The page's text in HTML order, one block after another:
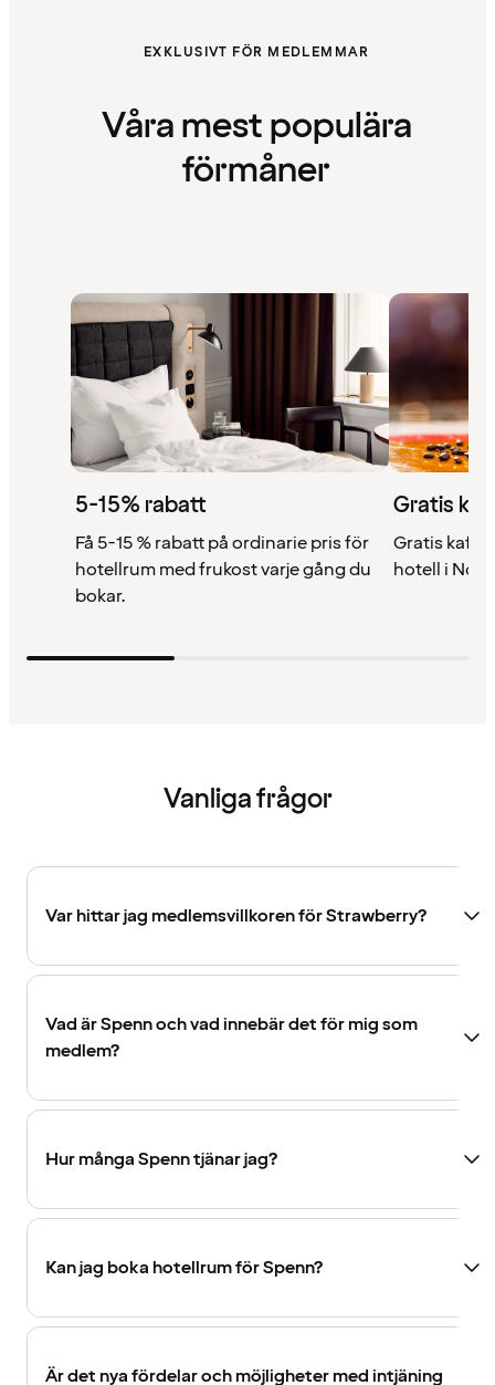
EXKLUSIVT FÖR MEDLEMMAR
Våra mest populära
förmåner
5-15% rabatt
Få 5-15 % rabatt på ordinarie pris för
hotellrum med frukost varje gång du
bokar.
Gratis
Gratis kaffe
hotell i
Vanliga frågor
Var hittar jag medlemsvillkoren för Strawberry?
Vad är Spenn och vad innebär det för mig som
medlem?
Hur många Spenn tjänar jag?
Kan jag boka hotellrum för Spenn?
Är det nya fördelar och möjligheter med intjäning